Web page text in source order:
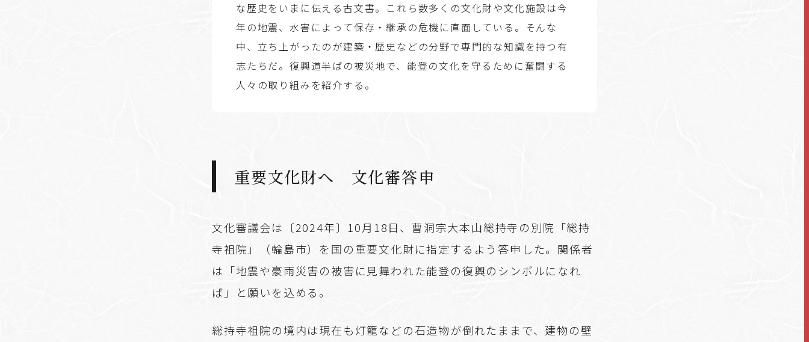
な歴史をいまに伝える古文書。これら数多くの文化財や文化施設は今
年の地震、水害によって保存・継承の危機に直面している。そんな
中、立ち上がったのが建築・歴史などの分野で専門的な知識を持つ有
志たちだ。復興道半ばの被災地で、能登の文化を守るために奮闘する
人々の取り組みを紹介する。
重要文化財へ 文化審答申
文化審議会は〔2024年〕10月18日、曹洞宗大本山総持寺の別院「総持
寺祖院」（輪島市）を国の重要文化財に指定するよう答申した。関係者
は「地震や豪雨災害の被害に見舞われた能登の復興のシンボルになれ
ば」と願いを込める。
総持寺祖院の境内は現在も灯籠などの石造物が倒れたままで、建物の壁